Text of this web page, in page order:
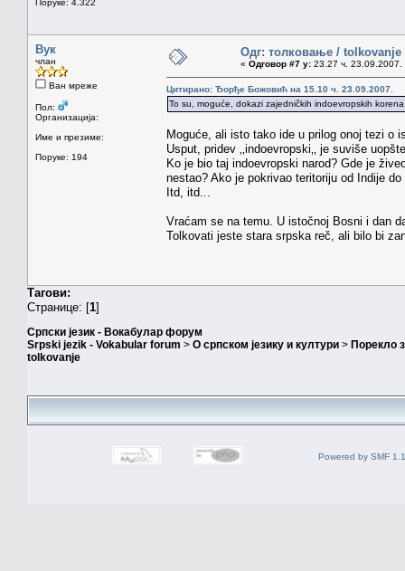
Поруке: 4.322
Вук
члан
Ван мреже
Пол:
Организација:
Име и презиме:
Поруке: 194
Одг: толковање / tolkovanje
« Одговор #7 у: 23.27 ч. 23.09.2007.
Цитирано: Ђорђе Божовић на 15.10 ч. 23.09.2007.
To su, moguće, dokazi zajedničkih indoevropskih
Moguće, ali isto tako ide u prilog onoj tezi o
Usput, pridev ‚‚indoevropski‚‚ je suviše
Ko je bio taj indoevropski narod? Gde je
nestao? Ako je pokrivao teritoriju od Indije
Itd, itd...
Vraćam se na temu. U istočnoj Bosni i dan
Tolkovati jeste stara srpska reč, ali bilo bi
Тагови:
Странице: [1]
Српски језик - Вокабулар форум
Srpski jezik - Vokabular forum > О српском језику и култури > Порекло
tolkovanje
Powered by SMF